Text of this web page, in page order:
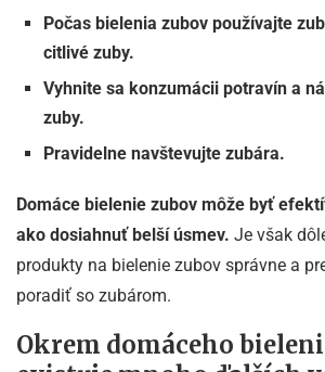
Počas bielenia zubov používajte
citlivé zuby.
Vyhnite sa konzumácii potravín a
zuby.
Pravidelne navštevujte zubára.
Domáce bielenie zubov môže byť
ako dosiahnuť belší úsmev. Je však
produkty na bielenie zubov správne a
poradiť so zubárom.
Okrem domáceho